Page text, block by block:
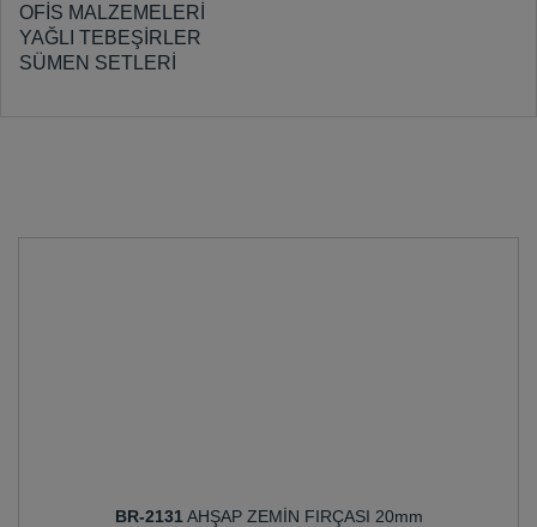
OFİS MALZEMELERİ
YAĞLI TEBEŞİRLER
SÜMEN SETLERİ
BR-2131 AHŞAP ZEMİN FIRÇASI 20mm